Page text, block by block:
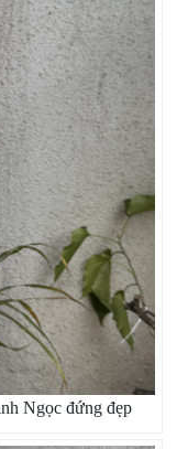
Ngọc đứng đẹp